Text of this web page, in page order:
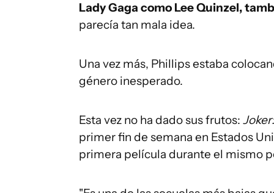
Lady Gaga como Lee Quinzel,
parecía tan mala idea.
Una vez más, Phillips estaba
género inesperado.
Esta vez no ha dado sus frutos:
primer fin de semana en Estados
primera película durante el mismo